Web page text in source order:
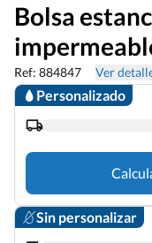
Bolsa
Ref: 884847 Ver
Personalizado
Sin personalizar